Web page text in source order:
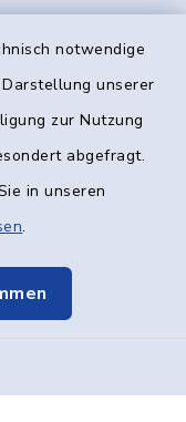
notwendige
unserer
zur Nutzung
abgefragt.
in unseren
.